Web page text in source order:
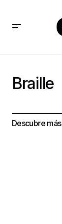
Braille
Descubre más